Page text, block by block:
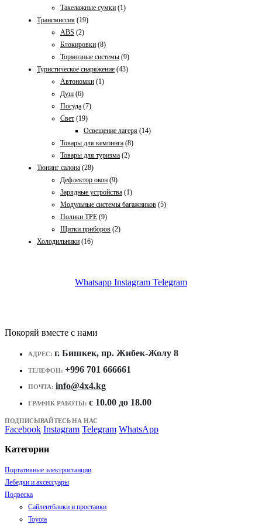
Такелажные сумки (1)
Трансмиссия (19)
ABS (2)
Блокировки (8)
Тормозные системы (9)
Туристическое снаряжение (43)
Автономки (1)
Душ (6)
Посуда (7)
Свет (19)
Освещение лагеря (14)
Товары для кемпинга (8)
Товары для туризма (2)
Тюнинг салона (28)
Дефлектор окон (9)
Зарядные устройства (1)
Модульные системы багажников (5)
Полики TPE (9)
Щитки приборов (2)
Холодильники (16)
Whatsapp Instagram Telegram
Покоряй вместе с нами
АДРЕС: г. Бишкек, пр. Жибек-Жолу 8
ТЕЛЕФОН: +996 701 666661
ПОЧТА: info@4x4.kg
ГРАФИК РАБОТЫ: c 10.00 до 18.00
ПОДПИСЫВАЙТЕСЬ НА НАС
Facebook Instagram Telegram WhatsApp
Категории
Портативные электростанции
Лебедки и аксессуары
Подвеска
Сайлентблоки и проставки
Toyota